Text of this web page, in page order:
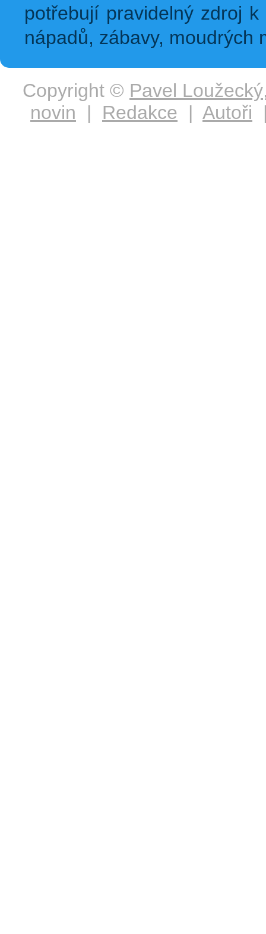
potřebují pravidelný zdroj
nápadů, zábavy, moudrých
Copyright © Pavel Loužecký
novin | Redakce | Autoři